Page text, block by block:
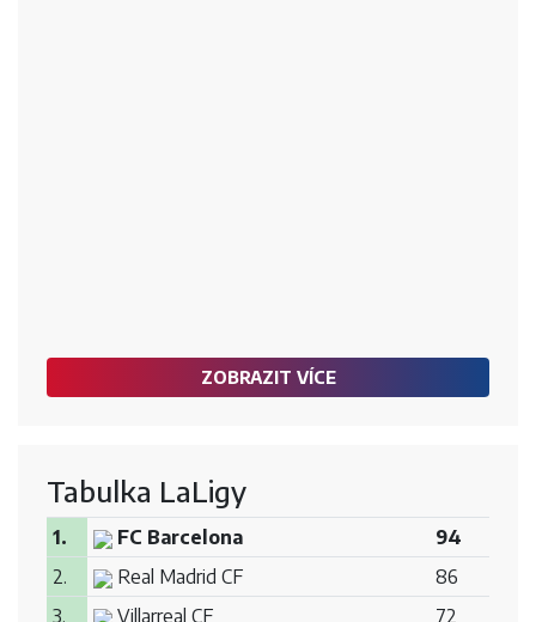
ZOBRAZIT VÍCE
Tabulka LaLigy
1. FC Barcelona
94
2.
Real Madrid CF
86
3.
Villarreal CF
72